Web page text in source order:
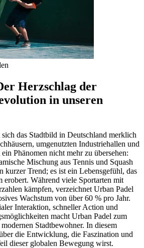
Herzschlag der
in unseren
sich das Stadtbild in Deutschland merklich
umgenutzten Industriehallen und
Phänomen nicht mehr zu übersehen:
Mischung aus Tennis und Squash
kurzer Trend; es ist ein Lebensgefühl, das
erobert. Während viele Sportarten mit
kämpfen, verzeichnet Urban Padel
Wachstum von über 60 % pro Jahr.
Interaktion, schneller Action und
macht Urban Padel zum
Stadtbewohner. In diesem
die Entwicklung, die Faszination und
dieser globalen Bewegung wirst.